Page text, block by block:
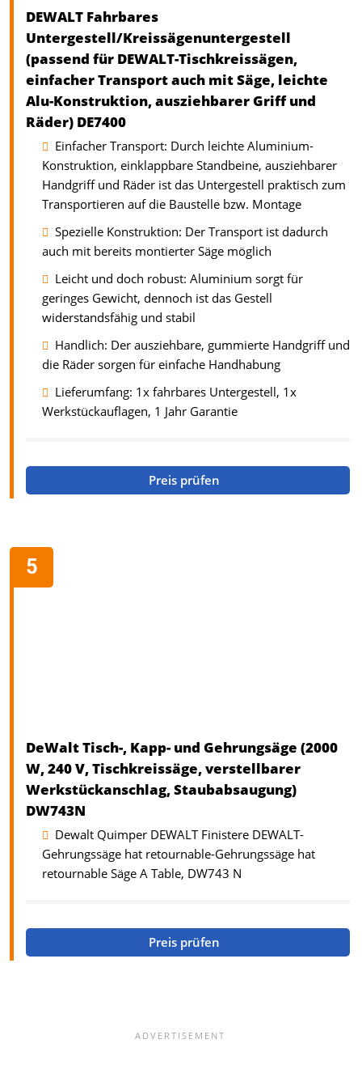
DEWALT Fahrbares
Untergestell/Kreissägenuntergestell
(passend für DEWALT-Tischkreissägen,
einfacher Transport auch mit Säge, leichte
Alu-Konstruktion, ausziehbarer Griff und
Räder) DE7400
Einfacher Transport: Durch leichte Aluminium-
Konstruktion, einklappbare Standbeine, ausziehbarer
Handgriff und Räder ist das Untergestell praktisch zum
Transportieren auf die Baustelle bzw. Montage
Spezielle Konstruktion: Der Transport ist dadurch
auch mit bereits montierter Säge möglich
Leicht und doch robust: Aluminium sorgt für
geringes Gewicht, dennoch ist das Gestell
widerstandsfähig und stabil
Handlich: Der ausziehbare, gummierte Handgriff und
die Räder sorgen für einfache Handhabung
Lieferumfang: 1x fahrbares Untergestell, 1x
Werkstückauflagen, 1 Jahr Garantie
Preis prüfen
DeWalt Tisch-, Kapp- und Gehrungsäge (2000
W, 240 V, Tischkreissäge, verstellbarer
Werkstückanschlag, Staubabsaugung)
DW743N
Dewalt Quimper DEWALT Finistere DEWALT-
Gehrungssäge hat retournable-Gehrungssäge hat
retournable Säge A Table, DW743 N
Preis prüfen